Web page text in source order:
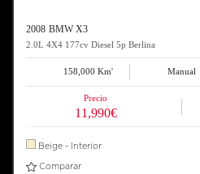
2008 BMW X3
2.0L 4X4 177cv Diesel 5p Berlina
158,000 Km' Manual
Precio
11,990€
Beige - Interior
Comparar